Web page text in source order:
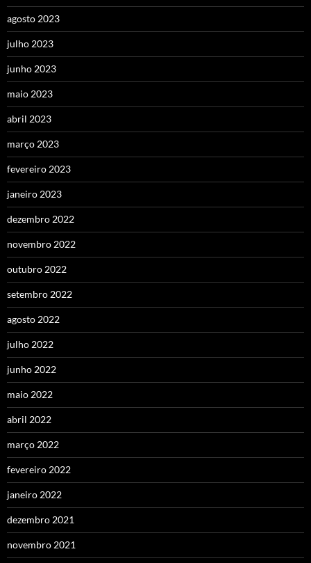
agosto 2023
julho 2023
junho 2023
maio 2023
abril 2023
março 2023
fevereiro 2023
janeiro 2023
dezembro 2022
novembro 2022
outubro 2022
setembro 2022
agosto 2022
julho 2022
junho 2022
maio 2022
abril 2022
março 2022
fevereiro 2022
janeiro 2022
dezembro 2021
novembro 2021